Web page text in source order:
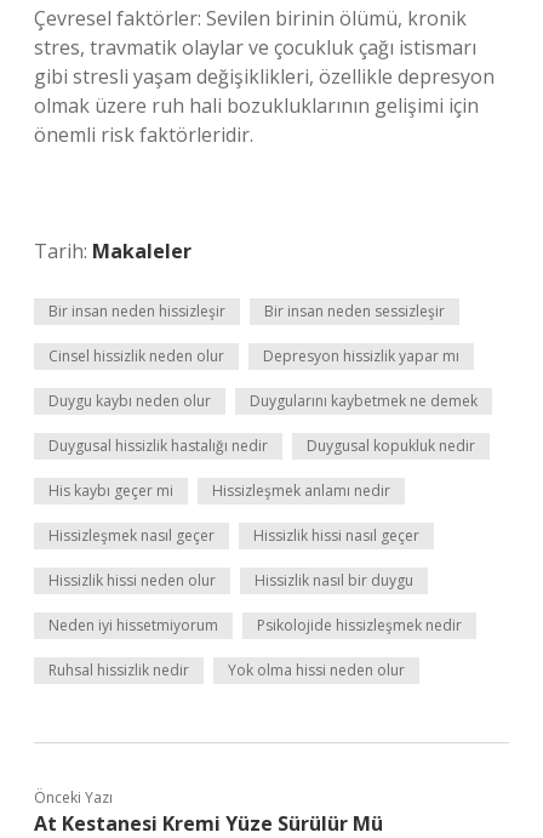
Çevresel faktörler: Sevilen birinin ölümü, kronik
stres, travmatik olaylar ve çocukluk çağı istismarı
gibi stresli yaşam değişiklikleri, özellikle depresyon
olmak üzere ruh hali bozukluklarının gelişimi için
önemli risk faktörleridir.
Tarih: Makaleler
Bir insan neden hissizleşir Bir insan neden sessizleşir
Cinsel hissizlik neden olur Depresyon hissizlik yapar mı
Duygu kaybı neden olur Duygularını kaybetmek ne demek
Duygusal hissizlik hastalığı nedir Duygusal kopukluk nedir
His kaybı geçer mi Hissizleşmek anlamı nedir
Hissizleşmek nasıl geçer Hissizlik hissi nasıl geçer
Hissizlik hissi neden olur Hissizlik nasıl bir duygu
Neden iyi hissetmiyorum Psikolojide hissizleşmek nedir
Ruhsal hissizlik nedir Yok olma hissi neden olur
Önceki Yazı
At Kestanesi Kremi Yüze Sürülür Mü